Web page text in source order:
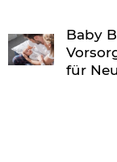
Baby
für